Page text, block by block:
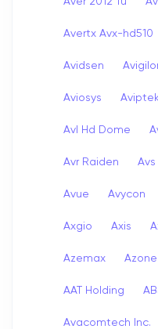
Avertx Avx-hd510
Avidsen
Aviosys Aviptek
Avl Hd Dome
Avr Raiden Avs
Avue Avycon
Axgio Axis
Azemax Azone
AAT Holding
Avacomtech Inc.